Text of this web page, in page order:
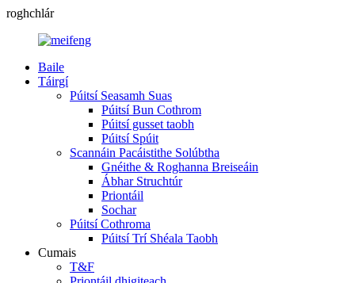
roghchlár
Baile
Táirgí
Púitsí Seasamh Suas
Púitsí Bun Cothrom
Púitsí gusset taobh
Púitsí Spúit
Scannáin Pacáistithe Solúbtha
Gnéithe & Roghanna Breiseáin
Ábhar Struchtúr
Priontáil
Sochar
Púitsí Cothroma
Púitsí Trí Shéala Taobh
Cumais
T&F